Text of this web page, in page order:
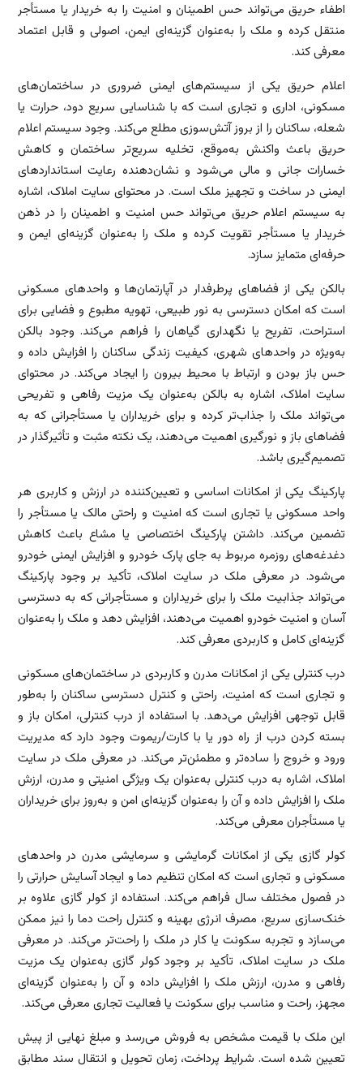
اطفاء حریق می‌تواند حس اطمینان و امنیت را به خریدار یا مستأجر
منتقل کرده و ملک را به‌عنوان گزینه‌ای ایمن، اصولی و قابل اعتماد
معرفی کند.
اعلام حریق یکی از سیستم‌های ایمنی ضروری در ساختمان‌های
مسکونی، اداری و تجاری است که با شناسایی سریع دود، حرارت یا
شعله، ساکنان را از بروز آتش‌سوزی مطلع می‌کند. وجود سیستم اعلام
حریق باعث واکنش به‌موقع، تخلیه سریع‌تر ساختمان و کاهش
خسارات جانی و مالی می‌شود و نشان‌دهنده رعایت استانداردهای
ایمنی در ساخت و تجهیز ملک است. در محتوای سایت املاک، اشاره
به سیستم اعلام حریق می‌تواند حس امنیت و اطمینان را در ذهن
خریدار یا مستأجر تقویت کرده و ملک را به‌عنوان گزینه‌ای ایمن و
حرفه‌ای متمایز سازد.
بالکن یکی از فضاهای پرطرفدار در آپارتمان‌ها و واحدهای مسکونی
است که امکان دسترسی به نور طبیعی، تهویه مطبوع و فضایی برای
استراحت، تفریح یا نگهداری گیاهان را فراهم می‌کند. وجود بالکن
به‌ویژه در واحدهای شهری، کیفیت زندگی ساکنان را افزایش داده و
حس باز بودن و ارتباط با محیط بیرون را ایجاد می‌کند. در محتوای
سایت املاک، اشاره به بالکن به‌عنوان یک مزیت رفاهی و تفریحی
می‌تواند ملک را جذاب‌تر کرده و برای خریداران یا مستأجرانی که به
فضاهای باز و نورگیری اهمیت می‌دهند، یک نکته مثبت و تأثیرگذار در
تصمیم‌گیری باشد.
پارکینگ یکی از امکانات اساسی و تعیین‌کننده در ارزش و کاربری هر
واحد مسکونی یا تجاری است که امنیت و راحتی مالک یا مستأجر را
تضمین می‌کند. داشتن پارکینگ اختصاصی یا مشاع باعث کاهش
دغدغه‌های روزمره مربوط به جای پارک خودرو و افزایش ایمنی خودرو
می‌شود. در معرفی ملک در سایت املاک، تأکید بر وجود پارکینگ
می‌تواند جذابیت ملک را برای خریداران و مستأجرانی که به دسترسی
آسان و امنیت خودرو اهمیت می‌دهند، افزایش دهد و ملک را به‌عنوان
گزینه‌ای کامل و کاربردی معرفی کند.
درب کنترلی یکی از امکانات مدرن و کاربردی در ساختمان‌های مسکونی
و تجاری است که امنیت، راحتی و کنترل دسترسی ساکنان را به‌طور
قابل توجهی افزایش می‌دهد. با استفاده از درب کنترلی، امکان باز و
بسته کردن درب از راه دور یا با کارت/ریموت وجود دارد که مدیریت
ورود و خروج را ساده‌تر و مطمئن‌تر می‌کند. در معرفی ملک در سایت
املاک، اشاره به درب کنترلی به‌عنوان یک ویژگی امنیتی و مدرن، ارزش
ملک را افزایش داده و آن را به‌عنوان گزینه‌ای امن و به‌روز برای خریداران
یا مستأجران معرفی می‌کند.
کولر گازی یکی از امکانات گرمایشی و سرمایشی مدرن در واحدهای
مسکونی و تجاری است که امکان تنظیم دما و ایجاد آسایش حرارتی را
در فصول مختلف سال فراهم می‌کند. استفاده از کولر گازی علاوه بر
خنک‌سازی سریع، مصرف انرژی بهینه و کنترل راحت دما را نیز ممکن
می‌سازد و تجربه سکونت یا کار در ملک را راحت‌تر می‌کند. در معرفی
ملک در سایت املاک، تأکید بر وجود کولر گازی به‌عنوان یک مزیت
رفاهی و مدرن، ارزش ملک را افزایش داده و آن را به‌عنوان گزینه‌ای
مجهز، راحت و مناسب برای سکونت یا فعالیت تجاری معرفی می‌کند.
این ملک با قیمت مشخص به فروش می‌رسد و مبلغ نهایی از پیش
تعیین شده است. شرایط پرداخت، زمان تحویل و انتقال سند مطابق